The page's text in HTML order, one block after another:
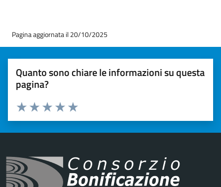
Pagina aggiornata il 20/10/2025
Quanto sono chiare le informazioni su questa
pagina?
Valuta 5 stelle su 5
Valuta 4 stelle su 5
Valuta 3 stelle su 5
Valuta 2 stelle su 5
Valuta 1 stelle su 5